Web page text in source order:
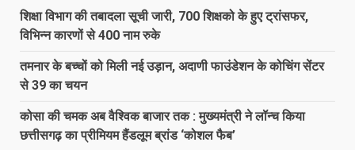
शिक्षा विभाग की तबादला सूची जारी, 700 शिक्षको के हुए ट्रांसफर,
विभिन्न कारणों से 400 नाम रुके
तमनार के बच्चों को मिली नई उड़ान, अदाणी फाउंडेशन के कोचिंग सेंटर
से 39 का चयन
कोसा की चमक अब वैश्विक बाजार तक : मुख्यमंत्री ने लॉन्च किया
छत्तीसगढ़ का प्रीमियम हैंडलूम ब्रांड ‘कोशल फैब’